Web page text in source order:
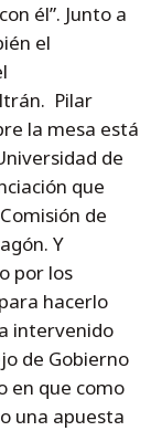
él”. Junto a
el
Pilar
la mesa está
de
que
de
Y
por los
hacerlo
intervenido
de Gobierno
en que como
una apuesta